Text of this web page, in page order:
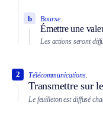
Bourse.
Émettre une
b
Les actions seront
Télécommunications.
Transmettre sur
2
Le feuilleton est diffusé